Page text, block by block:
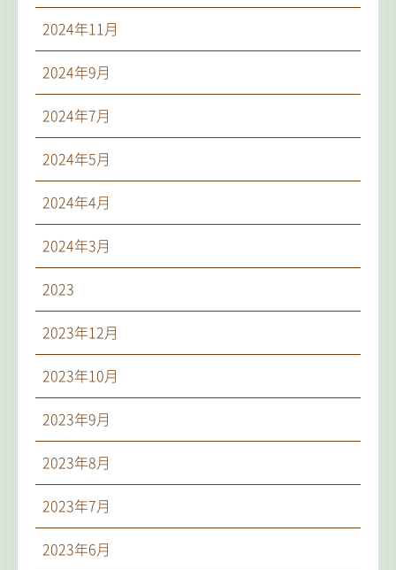
2024年11月
2024年9月
2024年7月
2024年5月
2024年4月
2024年3月
2023
2023年12月
2023年10月
2023年9月
2023年8月
2023年7月
2023年6月